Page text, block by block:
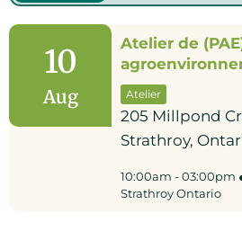
10
Aug
Atelier de
Atelier
205 Millpond
Strathroy,
10:00am - 03:00pm
Strathroy Ontario